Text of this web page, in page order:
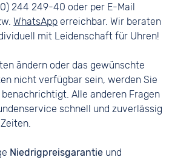
244 249-40 oder per E-Mail
WhatsApp erreichbar. Wir beraten
mit Leidenschaft für Uhren!
ändern oder das gewünschte
nicht verfügbar sein, werden Sie
Alle anderen Fragen
schnell und zuverlässig
Niedrigpreisgarantie und